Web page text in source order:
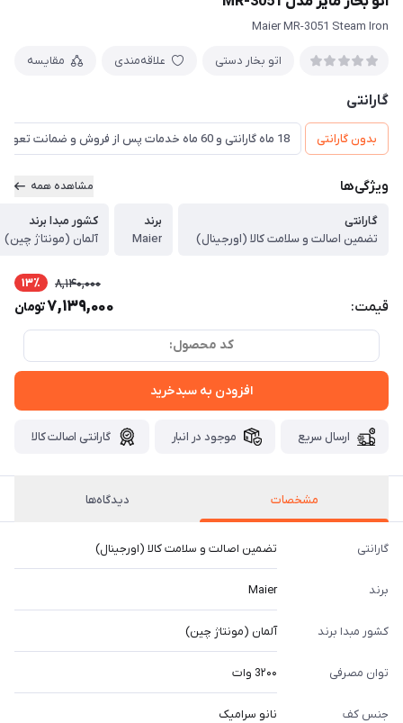
Maier MR-3051 Steam Iron
اتو بخار دستی علاقه‌مندی مقایسه
گارانتی
بدون گارانتی 18 ماه گارانتی و 60 ماه خدمات پس از فروش و ضمانت تعویض
ویژگی‌ها مشاهده همه
گارانتی
تضمین اصالت و سلامت کالا (اورجینال)
برند
Maier
کشور مبدا برند
آلمان (مونتاژ چین)
قیمت:
8,140,000 13٪
7,139,000تومان
کد محصول:
افزودن به سبدخرید
ارسال سریع موجود در انبار گارانتی اصالت کالا
مشخصات دیدگاه‌ها
گارانتی تضمین اصالت و سلامت کالا (اورجینال)
برند Maier
کشور مبدا برند آلمان (مونتاژ چین)
توان مصرفی 3۲۰۰ وات
جنس کف نانو سرامیک